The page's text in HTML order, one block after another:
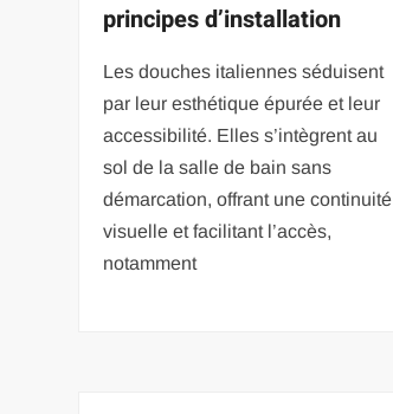
principes d’installation
Les douches italiennes séduisent
par leur esthétique épurée et leur
accessibilité. Elles s’intègrent au
sol de la salle de bain sans
démarcation, offrant une continuité
visuelle et facilitant l’accès,
notamment